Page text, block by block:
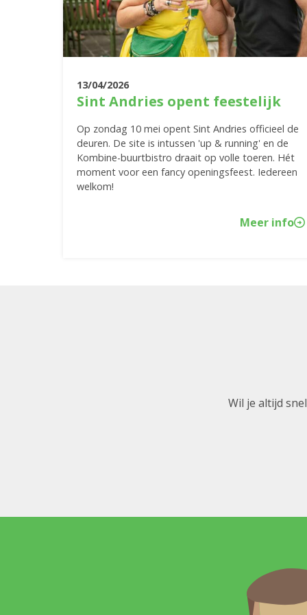
13/04/2026
Sint Andries opent feestelijk
Op zondag 10 mei opent Sint Andries officieel de
deuren. De site is intussen 'up & running' en de
Kombine-buurtbistro draait op volle toeren. Hét
moment voor een fancy openingsfeest. Iedereen
welkom!
Meer info
Wil je altijd